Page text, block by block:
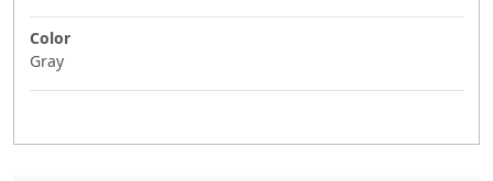
Color
Gray